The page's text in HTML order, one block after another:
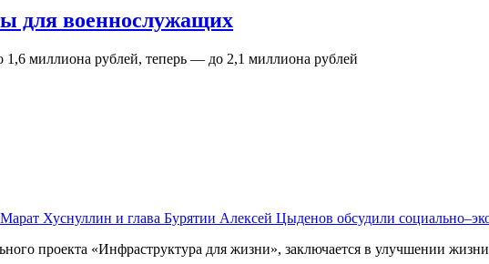
для военнослужащих
1,6 миллиона рублей, теперь — до 2,1 миллиона рублей
Хуснуллин и глава Бурятии Алексей Цыденов обсудили
проекта «Инфраструктура для жизни», заключается в улучшении